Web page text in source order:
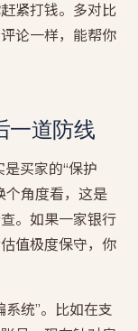
紧打钱。多对比
论一样，能帮你
一道防线
买家的“保护
个角度看，这是
。如果一家银行
值极度保守，你
统”。比如在支